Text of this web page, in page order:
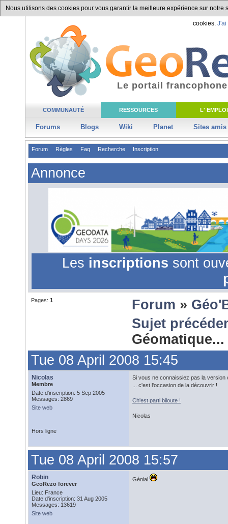
Nous utilisons des cookies pour vous garantir la meilleure expérience sur
cookies. J'ai
COMMUNAUTÉ RESSOURCES L' EMPLOI
Forums Blogs Wiki Planet Sites amis
Le portail
Forum Règles Faq Recherche Inscription
Annonce
Les inscriptions sont
Pages: 1 Forum »
Sujet
Tue 08 April 2008 15:45
Nicolas
Membre
Date d'inscription: 5 Sep 2005
Messages: 2869
Site web
Si vous ne connaissiez pas la version
... c'est l'occasion de la découvrir !
Ch'est parti biloute !
Nicolas
Hors ligne
Tue 08 April 2008 15:57
Robin
GeoRezo forever
Lieu: France
Date d'inscription: 31 Aug 2005
Messages: 13619
Site web
Génial